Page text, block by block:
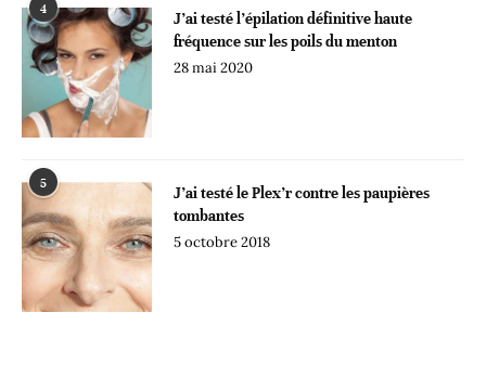
4
J’ai testé l’épilation définitive haute
fréquence sur les poils du menton
28 mai 2020
5
J’ai testé le Plex’r contre les paupières
tombantes
5 octobre 2018